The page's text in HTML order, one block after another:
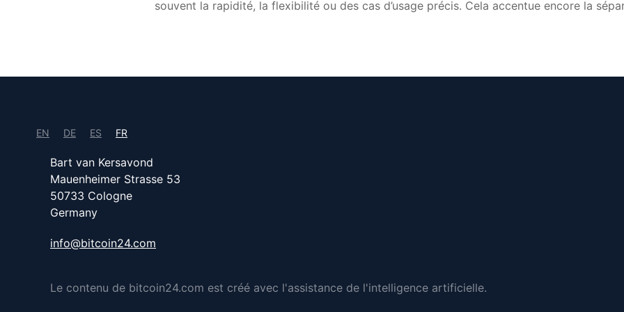
souvent la rapidité, la flexibilité ou des cas d’usage précis. Cela accentue encore la
EN DE ES FR
Bart van Kersavond
Mauenheimer Strasse 53
50733 Cologne
Germany
info@bitcoin24.com
Le contenu de bitcoin24.com est créé avec l'assistance de l'intelligence artificielle.